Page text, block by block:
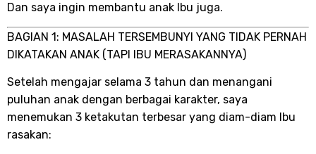
Dan saya ingin membantu anak Ibu juga.
BAGIAN 1: MASALAH TERSEMBUNYI YANG TIDAK PERNAH
DIKATAKAN ANAK (TAPI IBU MERASAKANNYA)
Setelah mengajar selama 3 tahun dan menangani
puluhan anak dengan berbagai karakter, saya
menemukan 3 ketakutan terbesar yang diam-diam Ibu
rasakan: